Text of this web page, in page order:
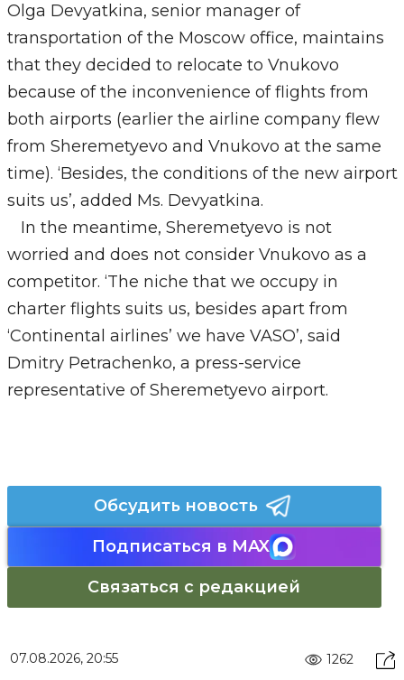
Olga Devyatkina, senior manager of
transportation of the Moscow office, maintains
that they decided to relocate to Vnukovo
because of the inconvenience of flights from
both airports (earlier the airline company flew
from Sheremetyevo and Vnukovo at the same
time). ‘Besides, the conditions of the new airport
suits us’, added Ms. Devyatkina.
In the meantime, Sheremetyevo is not
worried and does not consider Vnukovo as a
competitor. ‘The niche that we occupy in
charter flights suits us, besides apart from
‘Continental airlines’ we have VASO’, said
Dmitry Petrachenko, a press-service
representative of Sheremetyevo airport.
Обсудить новость
Подписаться в MAX
Связаться с редакцией
07.08.2026, 20:55 1262